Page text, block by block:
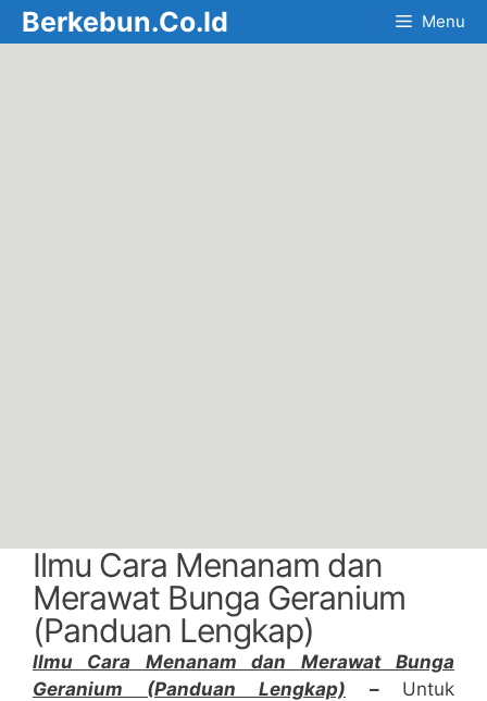
Skip
to
Berkebun.Co.Id Menu
Ilmu Cara Menanam dan
Merawat Bunga Geranium
(Panduan Lengkap)
Ilmu Cara Menanam dan Merawat Bunga
Geranium (Panduan Lengkap) – Untuk